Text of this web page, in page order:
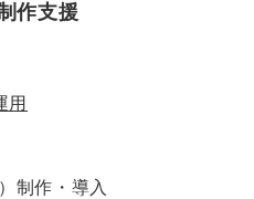
作支援
用
制作・導入